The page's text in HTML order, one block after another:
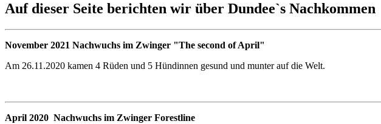
Auf dieser Seite berichten wir über Dundee`s Nachkommen
November 2021 Nachwuchs im Zwinger "The second of April"
Am 26.11.2020 kamen 4 Rüden und 5 Hündinnen gesund und munter auf die Welt.
April 2020 Nachwuchs im Zwinger Forestline